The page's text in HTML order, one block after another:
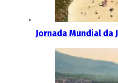
Jornada Mundial